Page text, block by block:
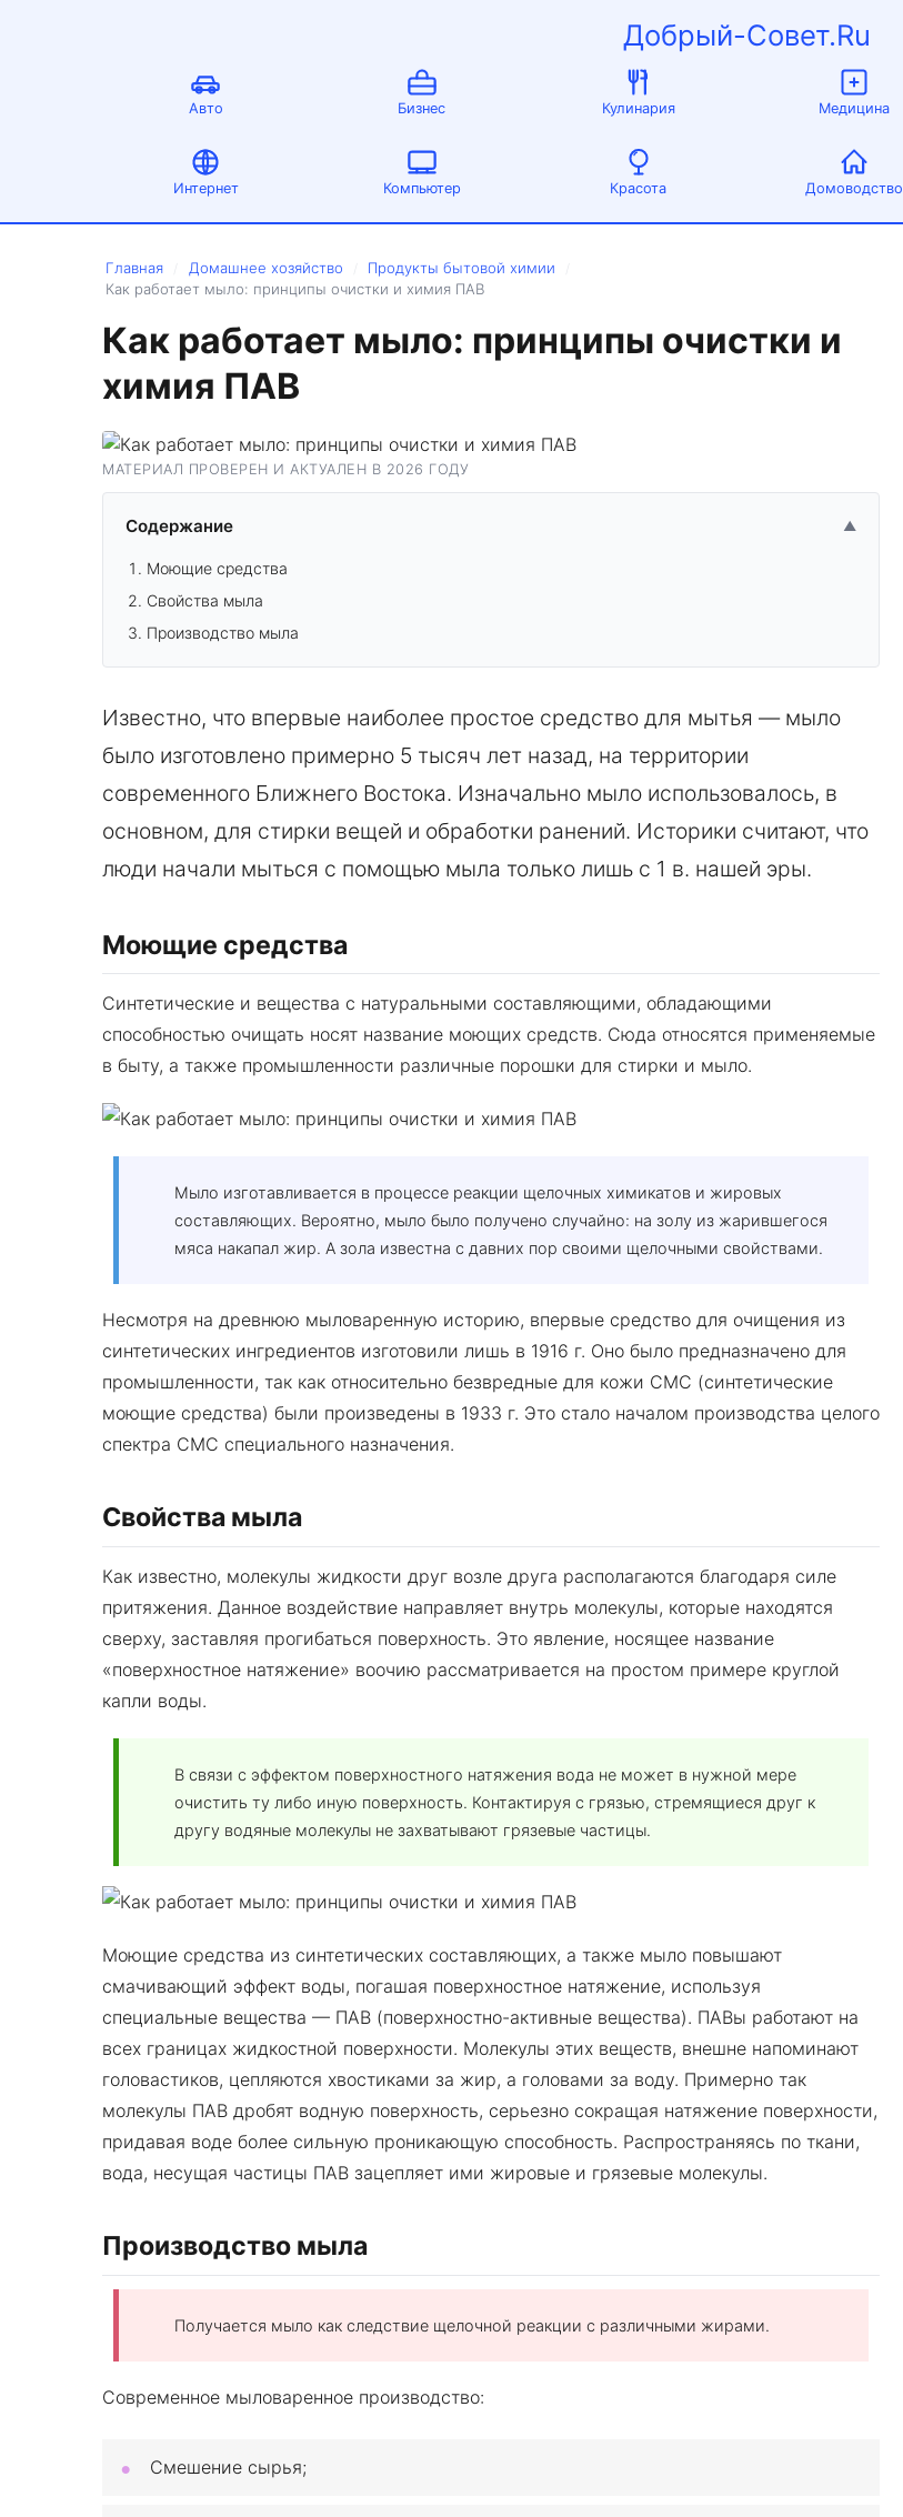
Добрый-Совет.Ru
Авто Бизнес Кулинария Медицина
Интернет Компьютер Красота Домоводство
Главная Домашнее хозяйство Продукты бытовой химии
Как работает мыло: принципы очистки и химия ПАВ
Как работает мыло: принципы очистки и
химия ПАВ
МАТЕРИАЛ ПРОВЕРЕН И АКТУАЛЕН В 2026 ГОДУ
Содержание ▲
Моющие средства
Свойства мыла
Производство мыла
Известно, что впервые наиболее простое средство для мытья — мыло
было изготовлено примерно 5 тысяч лет назад, на территории
современного Ближнего Востока. Изначально мыло использовалось, в
основном, для стирки вещей и обработки ранений. Историки считают, что
люди начали мыться с помощью мыла только лишь с 1 в. нашей эры.
Моющие средства
Синтетические и вещества с натуральными составляющими, обладающими
способностью очищать носят название моющих средств. Сюда относятся применяемые
в быту, а также промышленности различные порошки для стирки и мыло.
Мыло изготавливается в процессе реакции щелочных химикатов и жировых
составляющих. Вероятно, мыло было получено случайно: на золу из жарившегося
мяса накапал жир. А зола известна с давних пор своими щелочными свойствами.
Несмотря на древнюю мыловаренную историю, впервые средство для очищения из
синтетических ингредиентов изготовили лишь в 1916 г. Оно было предназначено для
промышленности, так как относительно безвредные для кожи СМС (синтетические
моющие средства) были произведены в 1933 г. Это стало началом производства целого
спектра СМС специального назначения.
Свойства мыла
Как известно, молекулы жидкости друг возле друга располагаются благодаря силе
притяжения. Данное воздействие направляет внутрь молекулы, которые находятся
сверху, заставляя прогибаться поверхность. Это явление, носящее название
«поверхностное натяжение» воочию рассматривается на простом примере круглой
капли воды.
В связи с эффектом поверхностного натяжения вода не может в нужной мере
очистить ту либо иную поверхность. Контактируя с грязью, стремящиеся друг к
другу водяные молекулы не захватывают грязевые частицы.
Моющие средства из синтетических составляющих, а также мыло повышают
смачивающий эффект воды, погашая поверхностное натяжение, используя
специальные вещества — ПАВ (поверхностно-активные вещества). ПАВы работают на
всех границах жидкостной поверхности. Молекулы этих веществ, внешне напоминают
головастиков, цепляются хвостиками за жир, а головами за воду. Примерно так
молекулы ПАВ дробят водную поверхность, серьезно сокращая натяжение поверхности,
придавая воде более сильную проникающую способность. Распространяясь по ткани,
вода, несущая частицы ПАВ зацепляет ими жировые и грязевые молекулы.
Производство мыла
Получается мыло как следствие щелочной реакции с различными жирами.
Современное мыловаренное производство:
Смешение сырья;